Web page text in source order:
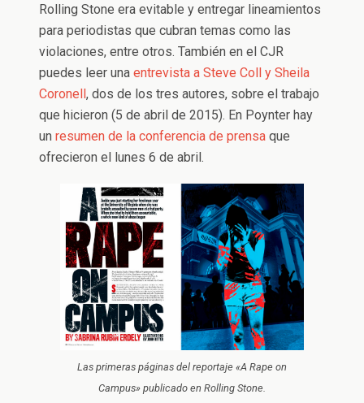
Rolling Stone era evitable y entregar lineamientos
para periodistas que cubran temas como las
violaciones, entre otros. También en el CJR
puedes leer unaentrevista a Steve Coll y Sheila
Coronell, dos de los tres autores, sobre el trabajo
que hicieron (5 de abril de 2015). En Poynter hay
unresumen de la conferencia de prensa que
ofrecieron el lunes 6 de abril.
Las primeras páginas del reportaje «A Rape on
Campus» publicado en Rolling Stone.